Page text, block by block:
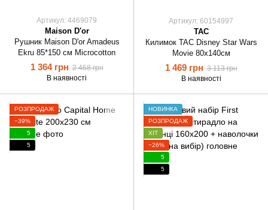
Артикул: 4469079
Maison D'or
Рушник Maison D'or Amadeus
Ekru 85*150 см Microcotton
1 364 грн 2 468 грн
В наявності
Артикул: 60154997
TAC
Килимок TAC Disney Star Wars
Movie 80х140см
1 469 грн 3 113 грн
В наявності
РОЗПРОДАЖ
−39%
5
5
НОВИНКА
РОЗПРОДАЖ
ХІТ
−26%
5
5